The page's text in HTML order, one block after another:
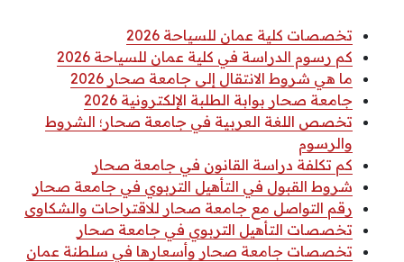
تخصصات كلية عمان للسياحة 2026
كم رسوم الدراسة في كلية عمان للسياحة 2026
ما هي شروط الانتقال إلى جامعة صحار 2026
جامعة صحار بوابة الطلبة الإلكترونية 2026
تخصص اللغة العربية في جامعة صحار؛ الشروط
والرسوم
كم تكلفة دراسة القانون في جامعة صحار
شروط القبول في التأهيل التربوي في جامعة صحار
رقم التواصل مع جامعة صحار للاقتراحات والشكاوى
تخصصات التأهيل التربوي في جامعة صحار
تخصصات جامعة صحار وأسعارها في سلطنة عمان